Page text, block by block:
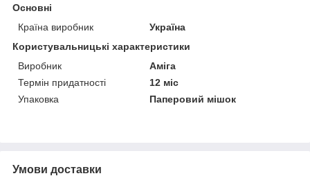
Основні
Країна виробник
Україна
Користувальницькі характеристики
Виробник
Аміга
Термін придатності
12 міс
Упаковка
Паперовий мішок
Умови доставки